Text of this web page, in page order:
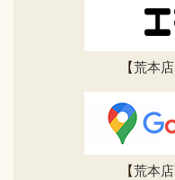
【荒本店
【荒本店